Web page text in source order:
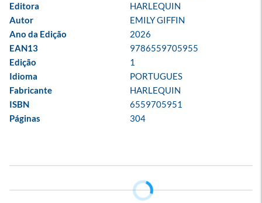
Editora
HARLEQUIN
Autor
EMILY GIFFIN
Ano da Edição
2026
EAN13
9786559705955
Edição
1
Idioma
PORTUGUES
Fabricante
HARLEQUIN
ISBN
6559705951
Páginas
304